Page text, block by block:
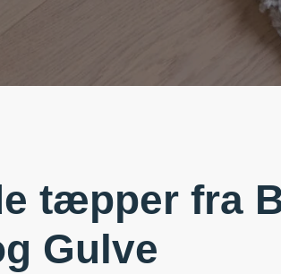
tæpper fra
Gulve